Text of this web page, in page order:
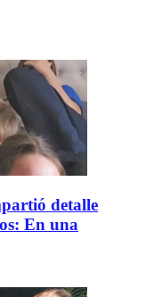
detalle
En una